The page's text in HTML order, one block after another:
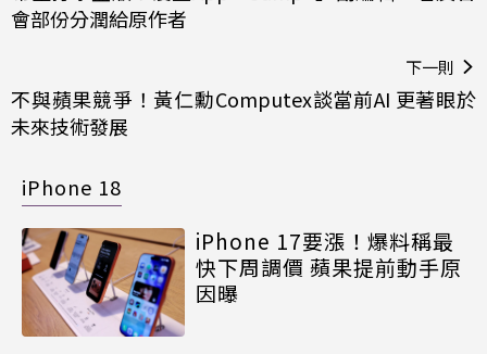
會部份分潤給原作者
下一則
不與蘋果競爭！黃仁勳Computex談當前AI 更著眼於
未來技術發展
iPhone 18
iPhone 17要漲！爆料稱最
快下周調價 蘋果提前動手原
因曝